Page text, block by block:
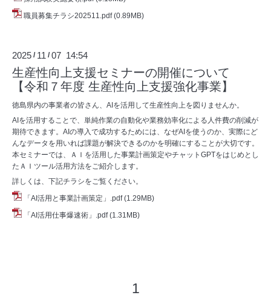
職員募集チラシ202511.pdf (0.89MB)
2025 / 11 /07 14:54
生産性向上支援セミナーの開催について
【令和７年度 生産性向上支援強化事業】
徳島県内の事業者の皆さん、 AIを活用して生産性向上を図りませんか。
AIを活用することで、単純作業の自動化や業務効率化による人件費の削減が
期待できます。 AIの導入で成功するためには、なぜAIを使うのか、実際にど
んなデータを用いれば課題が解決できるのかを明確にすることが大切です。
本セミナーでは、ＡＩを活用した事業計画策定やチャット GPTをはじめとし
たＡＩツール活用方法をご紹介します。
詳しくは、下記チラシをご覧ください。
「AI活用と事業計画策定」.pdf (1.29MB)
「AI活用仕事爆速術」.pdf (1.31MB)
1